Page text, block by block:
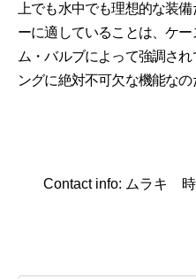
上でも水中でも理想的な装
ーに適していることは、ケ
ム・バルブによって強調さ
ングに絶対不可欠な機能なの
Contact info: ムラキ